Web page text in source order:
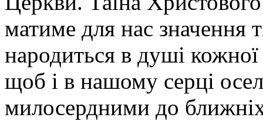
матиме для нас значення
народиться в душі
щоб і в нашому серці
милосердними до